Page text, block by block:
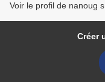
Voir le profil de nanoug
Créer